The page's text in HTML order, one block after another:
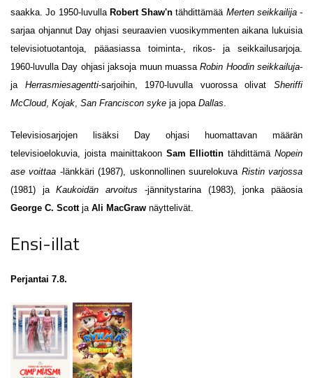
saakka. Jo 1950-luvulla Robert Shaw'ntähdittämää Merten seikkailija-
sarjaa ohjannut Day ohjasi seuraavien vuosikymmenten aikana lukuisia
televisiotuotantoja, pääasiassa toiminta-, rikos- ja seikkailusarjoja.
1960-luvulla Day ohjasi jaksoja muun muassaRobin Hoodin seikkailuja-
ja Herrasmiesagentti-sarjoihin, 1970-luvulla vuorossa olivatSheriffi
McCloud, Kojak San Franciscon syke ja jopa Dallas
Televisiosarjojen lisäksi Day ohjasi huomattavan määrän
televisioelokuvia, joista mainittakoon Sam ElliottintähdittämäNopein
ase voittaa -länkkäri (1987), uskonnollinen suurelokuva Ristin varjossa
(1981) jaKaukoidän arvoitus -jännitystarina (1983), jonka pääosia
George C. Scott ja Ali MacGraw näyttelivät.
Ensi-illat
Perjantai 7.8.